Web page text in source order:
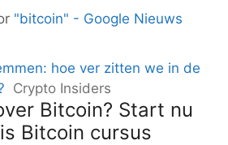
"bitcoin" - Google Nieuws
hoe ver zitten we in de
Crypto Insiders
Bitcoin? Start nu
Bitcoin cursus